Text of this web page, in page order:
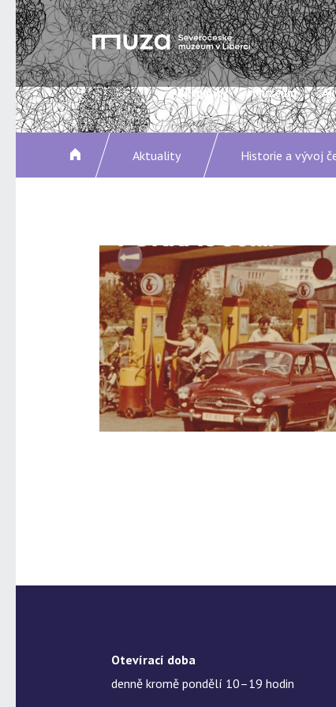
Aktuality Muzeum
Aktuality Historie a vývoj
Otevírací doba
denně kromě pondělí 10–19 hodin